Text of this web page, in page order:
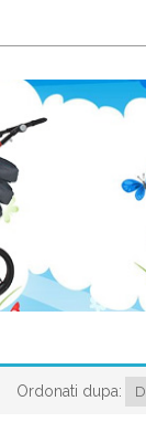
Ordonati dupa: